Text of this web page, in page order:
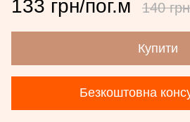
133 грн/пог.м 140
Купити
Безкоштовна